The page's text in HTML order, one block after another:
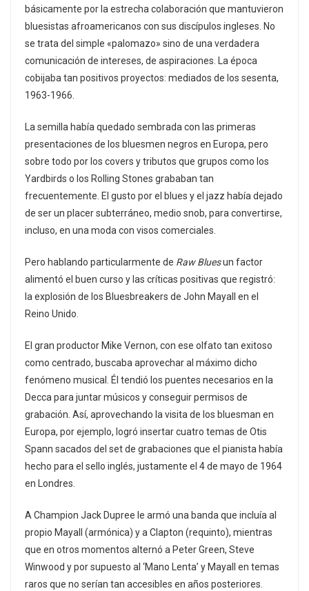
básicamente por la estrecha colaboración que mantuvieron
bluesistas afroamericanos con sus discípulos ingleses. No
se trata del simple «palomazo» sino de una verdadera
comunicación de intereses, de aspiraciones. La época
cobijaba tan positivos proyectos: mediados de los sesenta,
1963-1966.
La semilla había quedado sembrada con las primeras
presentaciones de los bluesmen negros en Europa, pero
sobre todo por los covers y tributos que grupos como los
Yardbirds o los Rolling Stones grababan tan
frecuentemente. El gusto por el blues y el jazz había dejado
de ser un placer subterráneo, medio snob, para convertirse,
incluso, en una moda con visos comerciales.
Pero hablando particularmente de Raw Bluesun factor
alimentó el buen curso y las críticas positivas que registró:
la explosión de los Bluesbreakers de John Mayall en el
Reino Unido.
El gran productor Mike Vernon, con ese olfato tan exitoso
como centrado, buscaba aprovechar al máximo dicho
fenómeno musical. Él tendió los puentes necesarios en la
Decca para juntar músicos y conseguir permisos de
grabación. Así, aprovechando la visita de los bluesman en
Europa, por ejemplo, logró insertar cuatro temas de Otis
Spann sacados del set de grabaciones que el pianista había
hecho para el sello inglés, justamente el 4 de mayo de 1964
en Londres.
A Champion Jack Dupree le armó una banda que incluía al
propio Mayall (armónica) y a Clapton (requinto), mientras
que en otros momentos alternó a Peter Green, Steve
Winwood y por supuesto al ‘Mano Lenta’ y Mayall en temas
raros que no serían tan accesibles en años posteriores.